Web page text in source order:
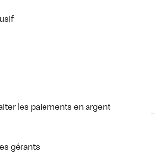
les paiements en argent
gérants